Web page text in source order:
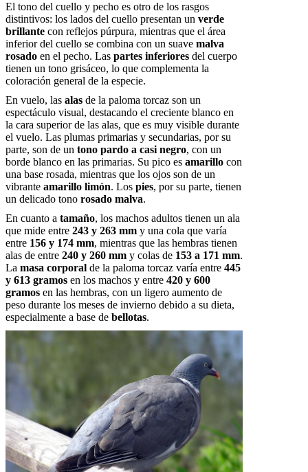
El tono del cuello y pecho es otro de los rasgos
distintivos: los lados del cuello presentan un verde
brillante con reflejos púrpura, mientras que el área
inferior del cuello se combina con un suave malva
rosado en el pecho. Las partes inferiores del cuerpo
tienen un tono grisáceo, lo que complementa la
coloración general de la especie.
En vuelo, las alas de la paloma torcaz son un
espectáculo visual, destacando el creciente blanco en
la cara superior de las alas, que es muy visible durante
el vuelo. Las plumas primarias y secundarias, por su
parte, son de un tono pardo a casi negro, con un
borde blanco en las primarias. Su pico es amarillo con
una base rosada, mientras que los ojos son de un
vibrante amarillo limón. Los pies, por su parte, tienen
un delicado tono rosado malva.
En cuanto a tamaño, los machos adultos tienen un ala
que mide entre 243 y 263 mm y una cola que varía
entre 156 y 174 mm, mientras que las hembras tienen
alas de entre 240 y 260 mm y colas de 153 a 171 mm.
La masa corporal de la paloma torcaz varía entre 445
y 613 gramos en los machos y entre 420 y 600
gramos en las hembras, con un ligero aumento de
peso durante los meses de invierno debido a su dieta,
especialmente a base de bellotas.